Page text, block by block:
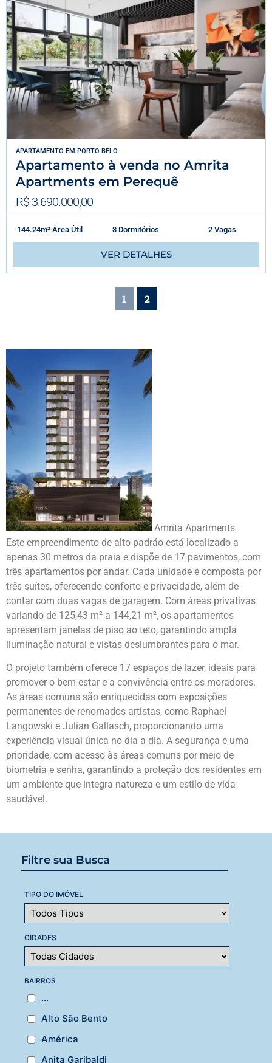
Filtre sua Busca
TIPO DO IMÓVEL
CIDADES
BAIRROS
...
Alto São Bento
América
Anita Garibaldi
APARTAMENTO EM PORTO BELO
Apartamento à venda no Amrita
Apartments em Perequê
R$ 3.690.000,00
144.24m² Área Útil 3 Dormitórios 2 Vagas
VER DETALHES
1 2
Amrita Apartments
Este empreendimento de alto padrão está localizado a
apenas 30 metros da praia e dispõe de 17 pavimentos, com
três apartamentos por andar. Cada unidade é composta por
três suítes, oferecendo conforto e privacidade, além de
contar com duas vagas de garagem. Com áreas privativas
variando de 125,43 m² a 144,21 m², os apartamentos
apresentam janelas de piso ao teto, garantindo ampla
iluminação natural e vistas deslumbrantes para o mar.
O projeto também oferece 17 espaços de lazer, ideais para
promover o bem-estar e a convivência entre os moradores.
As áreas comuns são enriquecidas com exposições
permanentes de renomados artistas, como Raphael
Langowski e Julian Gallasch, proporcionando uma
experiência visual única no dia a dia. A segurança é uma
prioridade, com acesso às áreas comuns por meio de
biometria e senha, garantindo a proteção dos residentes em
um ambiente que integra natureza e um estilo de vida
saudável.